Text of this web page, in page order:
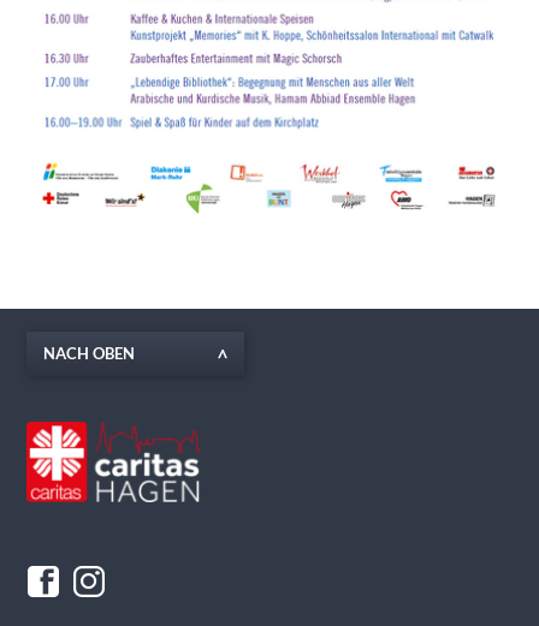
NACH OBEN